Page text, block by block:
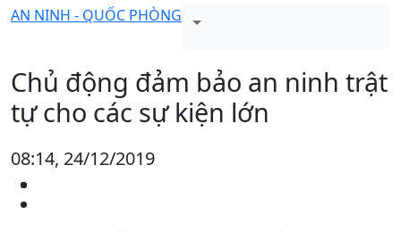
AN NINH - QUỐC PHÒNG
Chủ động đảm bảo an ninh trật
tự cho các sự kiện lớn
08:14, 24/12/2019